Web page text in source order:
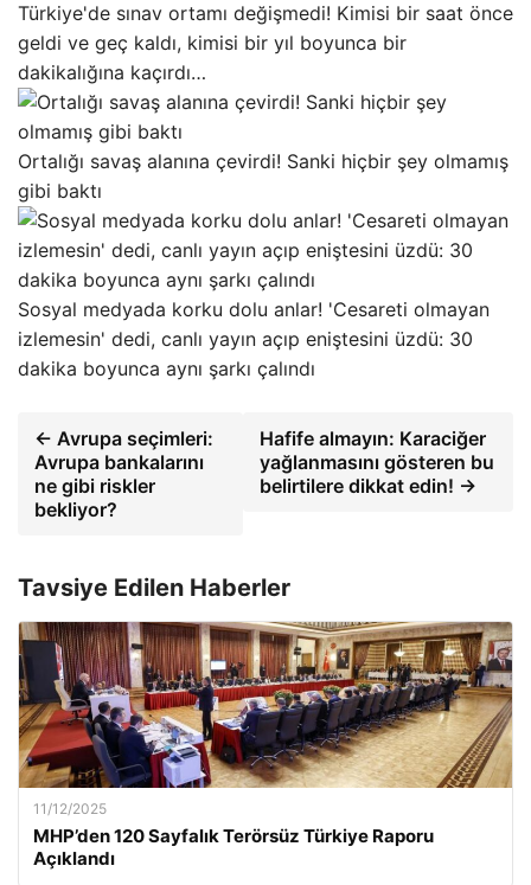
Türkiye'de sınav ortamı değişmedi! Kimisi bir saat önce
geldi ve geç kaldı, kimisi bir yıl boyunca bir
dakikalığına kaçırdı…
Ortalığı savaş alanına çevirdi! Sanki hiçbir şey olmamış
gibi baktı
Sosyal medyada korku dolu anlar! 'Cesareti olmayan
izlemesin' dedi, canlı yayın açıp eniştesini üzdü: 30
dakika boyunca aynı şarkı çalındı
← Avrupa seçimleri:
Avrupa bankalarını
ne gibi riskler
bekliyor?
Hafife almayın: Karaciğer
yağlanmasını gösteren bu
belirtilere dikkat edin! →
Tavsiye Edilen Haberler
11/12/2025
MHP’den 120 Sayfalık Terörsüz Türkiye Raporu
Açıklandı